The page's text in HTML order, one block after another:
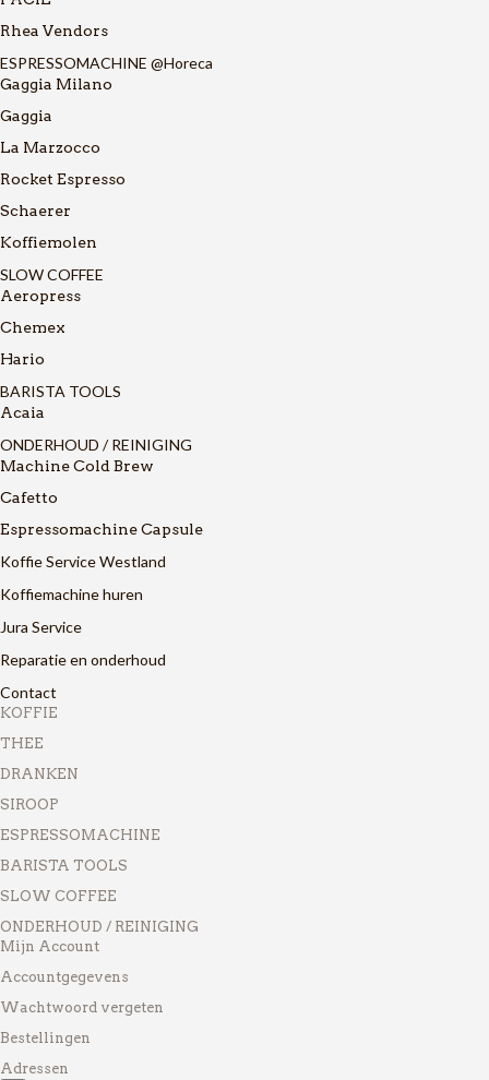
Rhea Vendors
ESPRESSOMACHINE @Horeca
Gaggia Milano
Gaggia
La Marzocco
Rocket Espresso
Schaerer
Koffiemolen
SLOW COFFEE
Aeropress
Chemex
Hario
BARISTA TOOLS
Acaia
ONDERHOUD / REINIGING
Machine Cold Brew
Cafetto
Espressomachine Capsule
Koffie Service Westland
Koffiemachine huren
Jura Service
Reparatie en onderhoud
Contact
KOFFIE
THEE
DRANKEN
SIROOP
ESPRESSOMACHINE
BARISTA TOOLS
SLOW COFFEE
ONDERHOUD / REINIGING
Mijn Account
Accountgegevens
Wachtwoord vergeten
Bestellingen
Adressen